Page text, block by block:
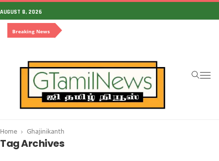
AUGUST 8, 2026
Breaking News
Home Ghajinikanth
Tag Archives